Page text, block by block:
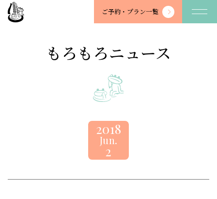
望
川
ご予約・ プラン一覧
もろもろニュース
2018
Jun.
2